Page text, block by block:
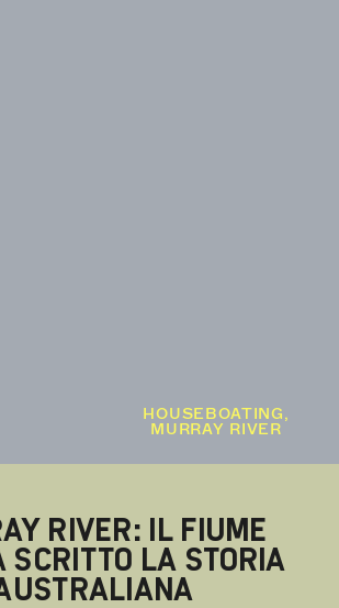
HOUSEBOATING,
MURRAY RIVER
RIVER: IL FIUME
SCRITTO LA STORIA